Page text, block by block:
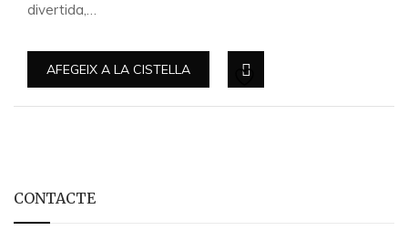
divertida,…
AFEGEIX A LA CISTELLA
CONTACTE